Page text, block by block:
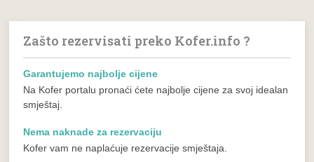
Zašto rezervisati preko Kofer.info ?
Garantujemo najbolje cijene
Na Kofer portalu pronaći ćete najbolje cijene za svoj idealan
smještaj.
Nema naknade za rezervaciju
Kofer vam ne naplaćuje rezervacije smještaja.